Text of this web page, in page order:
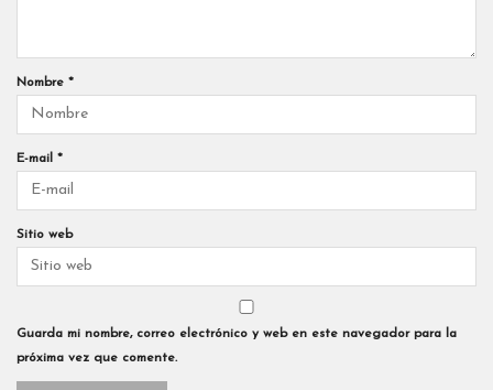
Nombre *
E-mail *
Sitio web
Guarda mi nombre, correo electrónico y web en este navegador para la
próxima vez que comente.